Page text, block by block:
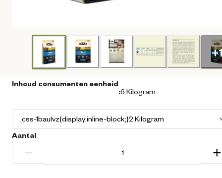
+
Inhoud consumenten eenheid
:6 Kilogram
Aantal
− +